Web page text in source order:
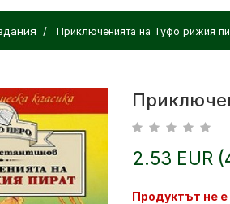
Приключенията на Туфо рижия
2.53 EUR
Продуктът не е